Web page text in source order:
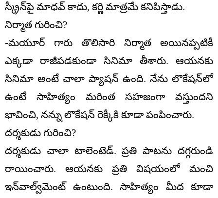
స్క్రీన్‌పై మాధవ్ కాదు, కర్ణి మాత్రమే కనిపిస్తాడు.
నిర్మాత గురించి?
-మయూర్ గారు తొలిసారి నిర్మాత అయినప్పటికీ
ఎక్కడా రాజీపడకుండా సినిమా తీశారు. ఆయనకు
సినిమా అంటే చాలా ప్యాషన్ ఉంది. నేను లొకేషన్‌లో
ఉంటే సాహిత్యం మరింత సహజంగా వస్తుందని
భావించి, నన్ను లొకేషన్ రెక్కీకి కూడా పంపించారు.
దర్శకుడు గురించి?
దర్శకుడు చాలా టాలెంటెడ్. ప్రతి పాటను దగ్గరుండి
రాయించారు. ఆయనకు ప్రతి విషయంలో మంచి
ఇన్‌వాల్వ్‌మెంట్ ఉంటుంది. సాహిత్యం మీద కూడా